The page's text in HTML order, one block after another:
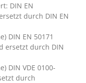
DIN EN
durch DIN EN
DIN EN 50171
ersetzt durch DIN
DIN VDE 0100-
durch